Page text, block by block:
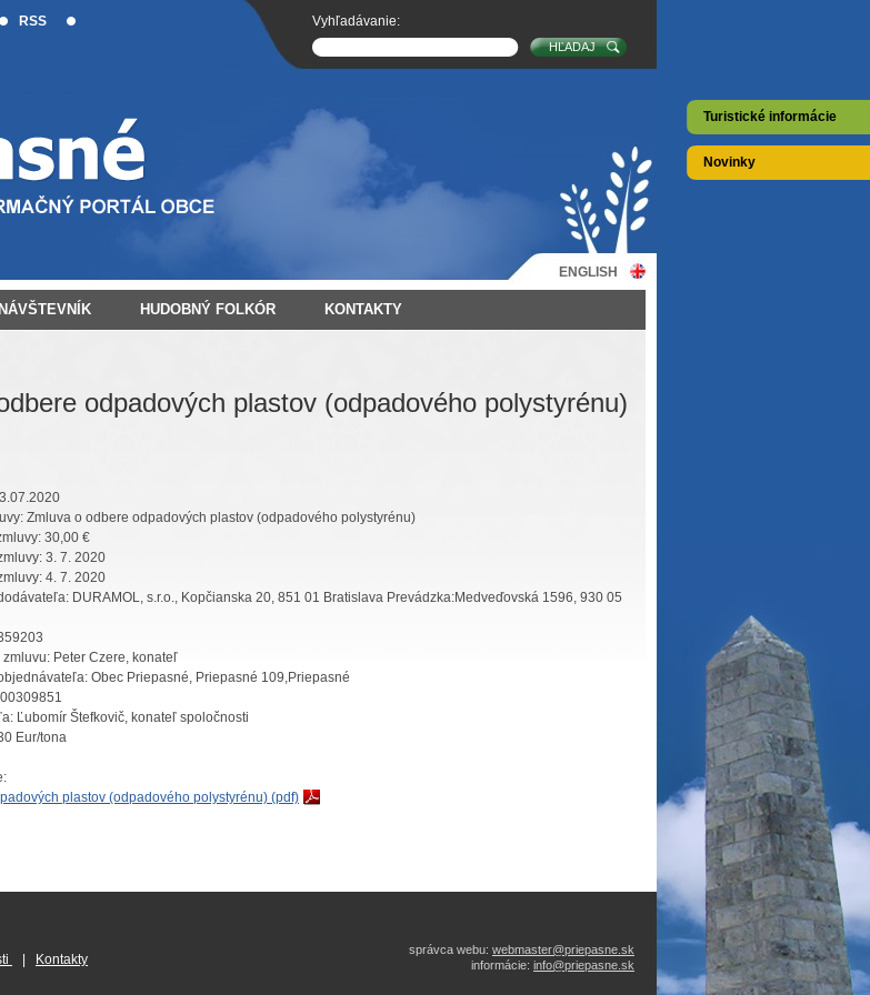
Turistické informácie
Novinky
RSS Vyhľadávanie:
ENGLISH
NÁVŠTEVNÍK HUDOBNÝ FOLKÓR KONTAKTY
odpadových plastov (odpadového polystyrénu)
Zmluva o odbere odpadových plastov (odpadového polystyrénu)
30,00 €
3. 7. 2020
4. 7. 2020
DURAMOL, s.r.o., Kopčianska 20, 851 01 Bratislava Prevádzka:Medveďovská 1596, 930 05
zmluvu: Peter Czere, konateľ
Obec Priepasné, Priepasné 109,Priepasné
00309851
Ľubomír Štefkovič, konateľ spoločnosti
Eur/tona
plastov (odpadového polystyrénu) (pdf)
Kontakty
správca webu: webmaster@priepasne.sk
informácie: info@priepasne.sk